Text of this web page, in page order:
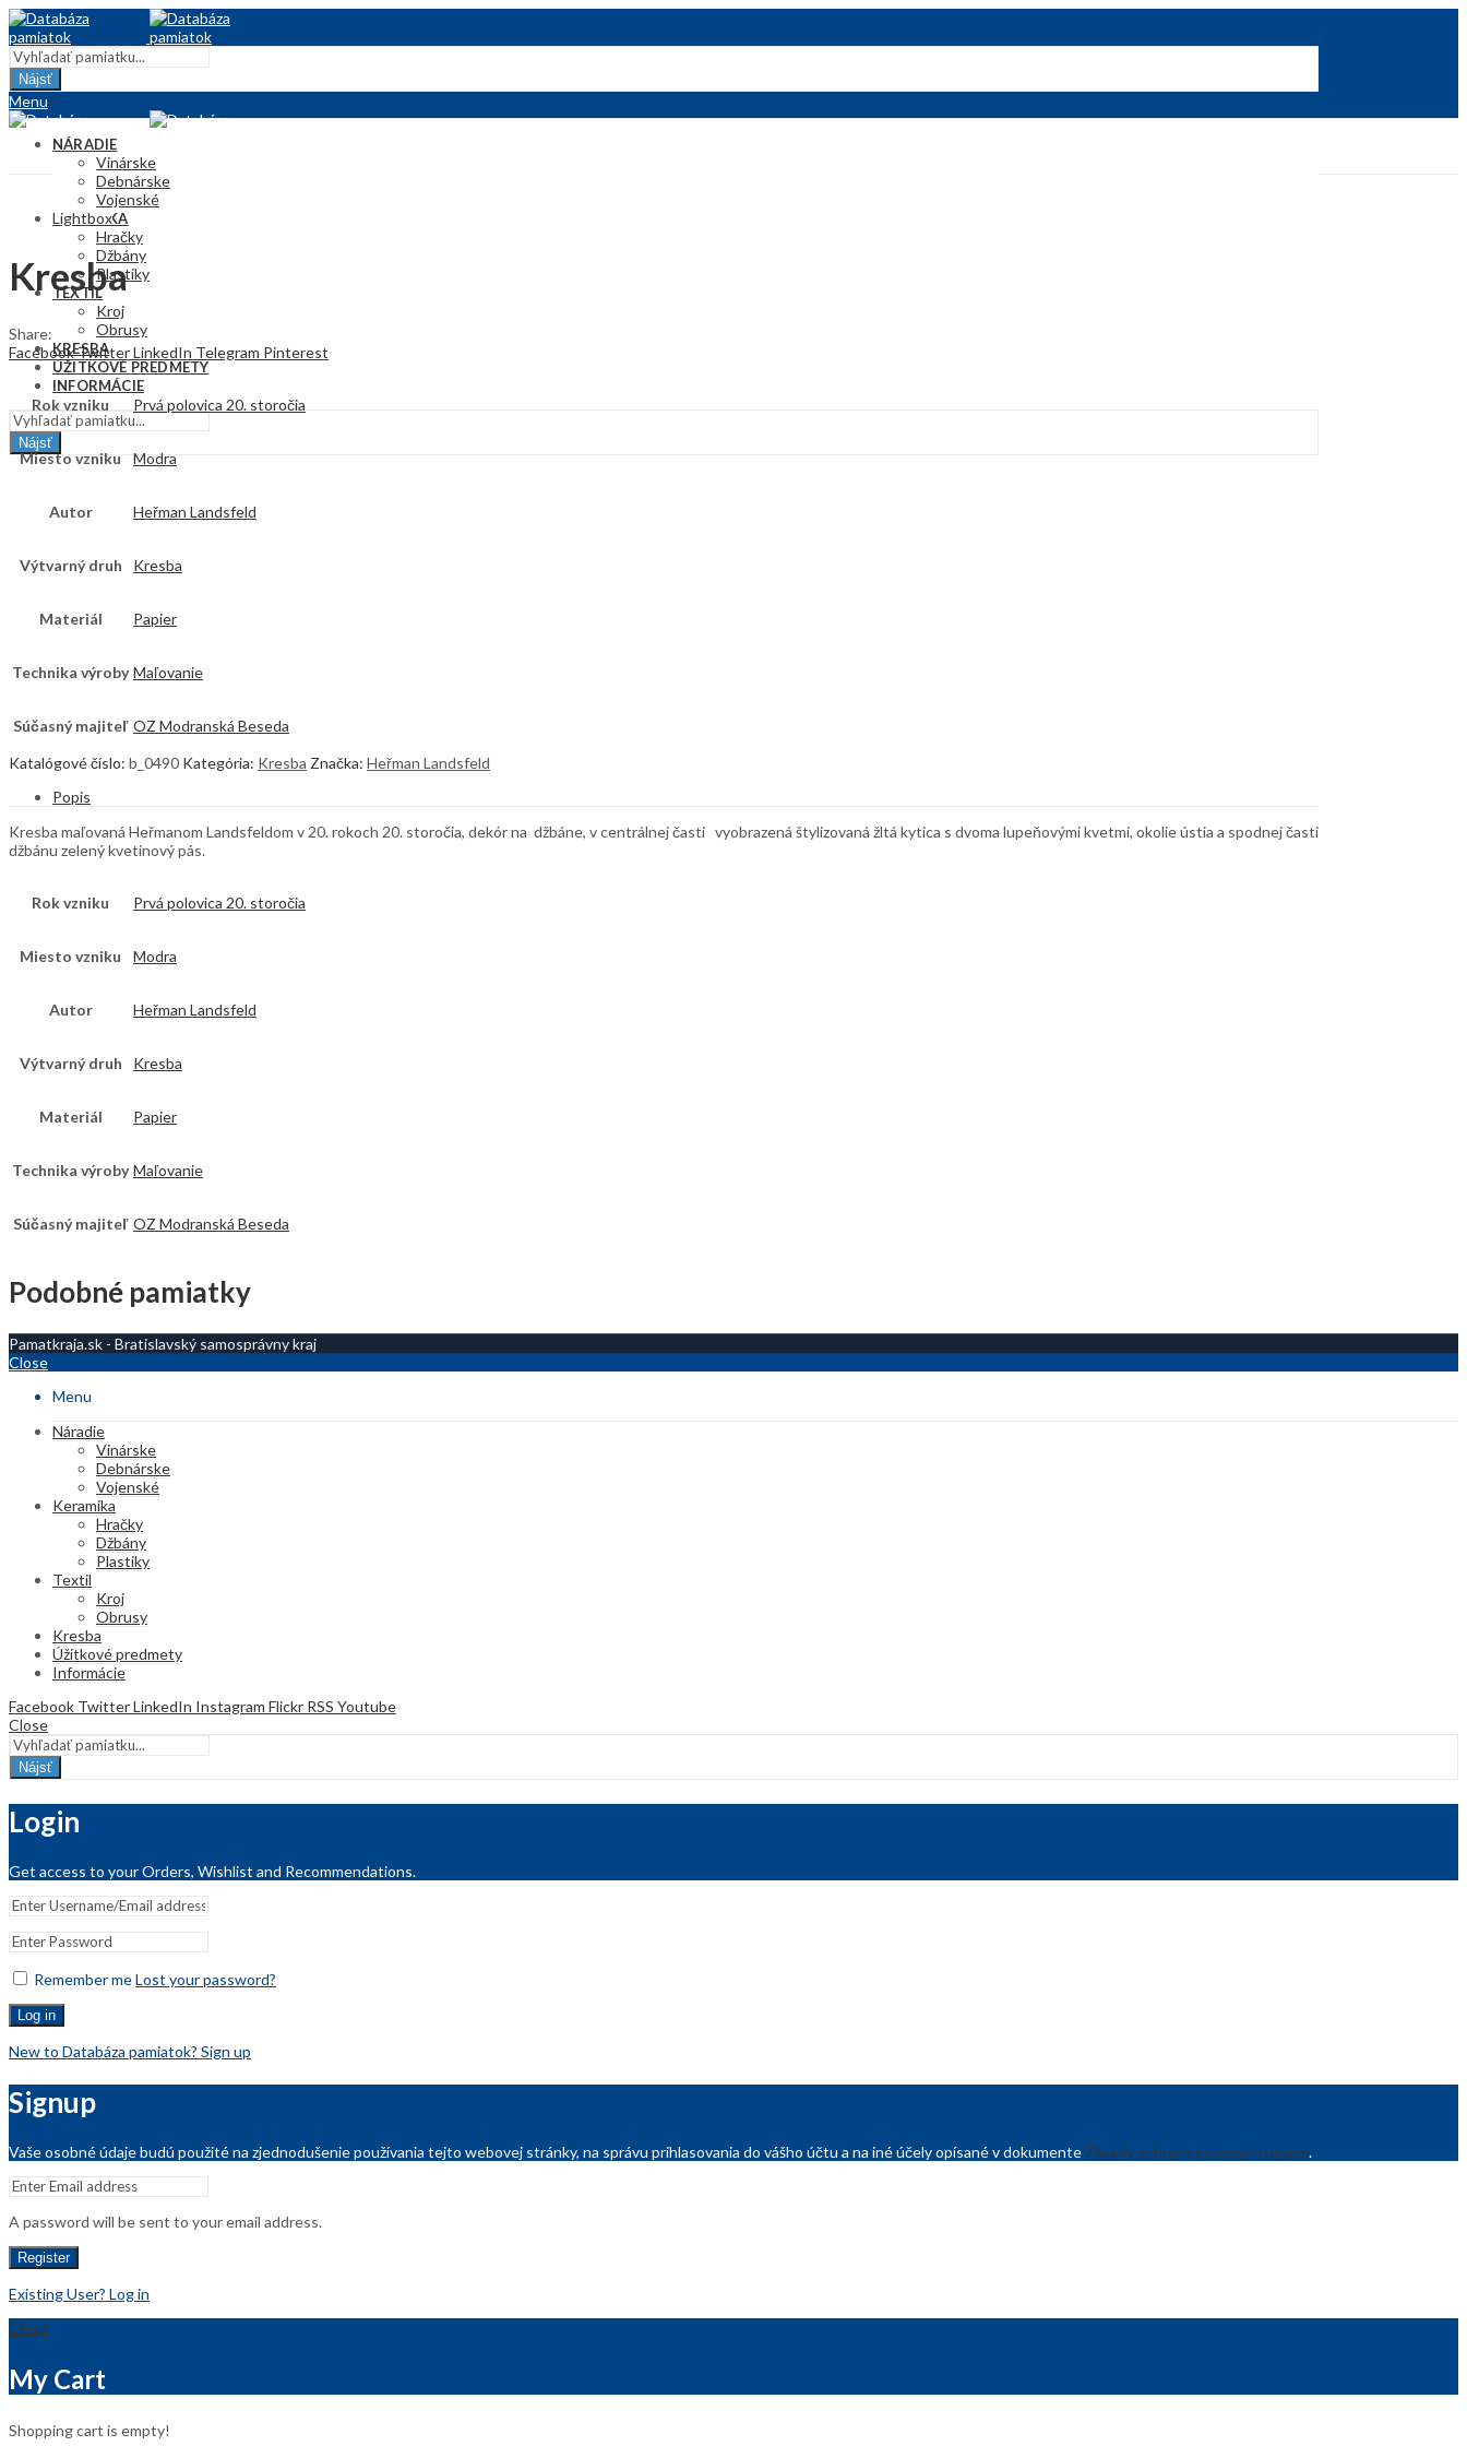
Nájsť
Menu
NÁRADIE
Vinárske
Debnárske
Vojenské
KERAMIKA
Hračky
Džbány
Plastiky
TEXTIL
Kroj
Obrusy
KRESBA
ÚŽITKOVÉ PREDMETY
INFORMÁCIE
Nájsť
Lightbox
Kresba
Share:
FacebookTwitterLinkedIn Telegram Pinterest
Rok vzniku Prvá polovica 20. storočia
Miesto vzniku Modra
Autor Heřman Landsfeld
Výtvarný druh Kresba
Materiál Papier
Technika výroby Maľovanie
Súčasný majiteľ OZ Modranská Beseda
Katalógové číslo: b_0490 Kategória: Kresba Značka: Heřman Landsfeld
Popis
Kresba maľovaná Heřmanom Landsfeldom v 20. rokoch 20. storočia, dekór na džbáne, v centrálnej časti vyobrazená štylizovaná žltá kytica s dvoma lupeňovými kvetmi, okolie ústia a spodnej časti
džbánu zelený kvetinový pás.
Rok vzniku Prvá polovica 20. storočia
Miesto vzniku Modra
Autor Heřman Landsfeld
Výtvarný druh Kresba
Materiál Papier
Technika výroby Maľovanie
Súčasný majiteľ OZ Modranská Beseda
Podobné pamiatky
Pamatkraja.sk - Bratislavský samosprávny kraj
Close
Menu
Náradie
Vinárske
Debnárske
Vojenské
Keramika
Hračky
Džbány
Plastiky
Textil
Kroj
Obrusy
Kresba
Úžitkové predmety
Informácie
Facebook TwitterLinkedIn Instagram Flickr RSS Youtube
Close
Nájsť
Login
Get access to your Orders, Wishlist and Recommendations.
Remember meLost your password?
Log in
New to Databáza pamiatok? Sign up
Signup
Vaše osobné údaje budú použité na zjednodušenie používania tejto webovej stránky, na správu prihlasovania do vášho účtu a na iné účely opísané v dokumente Zásady ochrany osobných údajov.
A password will be sent to your email address.
Register
Existing User? Log in
Close
My Cart
Shopping cart is empty!